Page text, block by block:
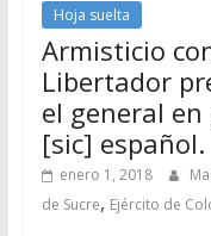
Hoja suelta
Armisticio
Libertador
el general
[sic] español.
enero 1, 2018
de Sucre, Ejército de